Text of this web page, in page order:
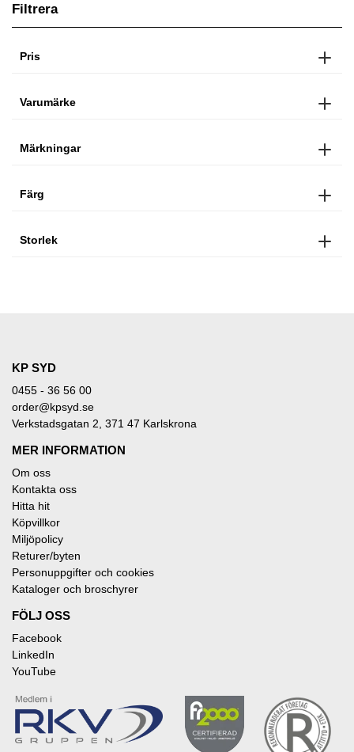
Filtrera
Pris
Varumärke
Märkningar
Färg
Storlek
KP SYD
0455 - 36 56 00
order@kpsyd.se
Verkstadsgatan 2, 371 47 Karlskrona
MER INFORMATION
Om oss
Kontakta oss
Hitta hit
Köpvillkor
Miljöpolicy
Returer/byten
Personuppgifter och cookies
Kataloger och broschyrer
FÖLJ OSS
Facebook
LinkedIn
YouTube